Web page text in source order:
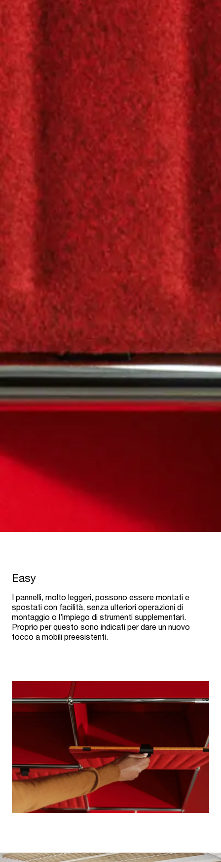
Easy
I pannelli, molto leggeri, possono essere montati e
spostati con facilità, senza ulteriori operazioni di
montaggio o l’impiego di strumenti supplementari.
Proprio per questo sono indicati per dare un nuovo
tocco a mobili preesistenti.